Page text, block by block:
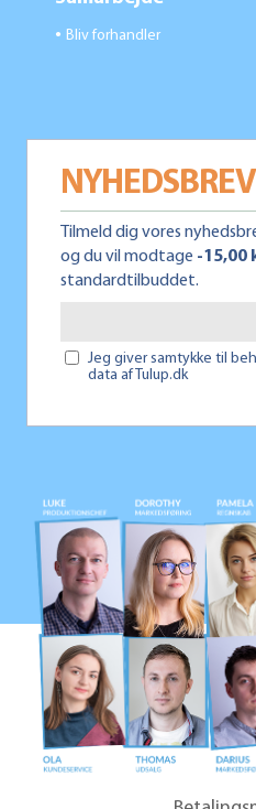
● Bliv forhandler
NYHEDSBREV
Tilmeld dig vores
og du vil modtage -15,00
standardtilbuddet.
Jeg giver samtykke til
data af Tulup.dk